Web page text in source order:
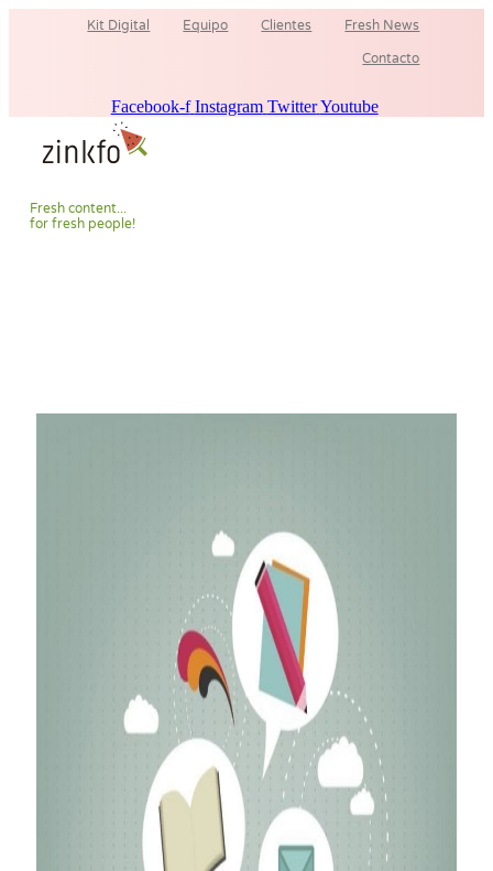
Kit Digital Equipo Clientes Fresh News
Contacto
Facebook-f Instagram TwitterYoutube
Fresh content...
for fresh people!